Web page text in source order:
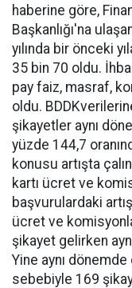
haberine göre,
Başkanlığı'na
yılında bir önceki
35 bin 70 oldu.
pay faiz, masraf,
oldu.
şikayetler aynı
yüzde 144,7
konusu artışta
kartı ücret ve
başvurulardaki
ücret ve
şikayet gelirken
Yine aynı dönemde
sebebiyle 169